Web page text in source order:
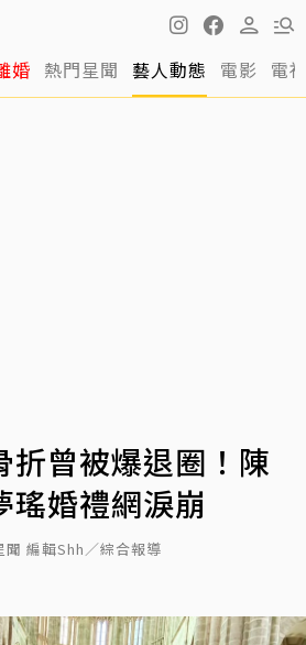
婚 熱門星聞 藝人動態 電影 電
折曾被爆退圈！陳
瑤婚禮網淚崩
聞 編輯Shh／綜合報導